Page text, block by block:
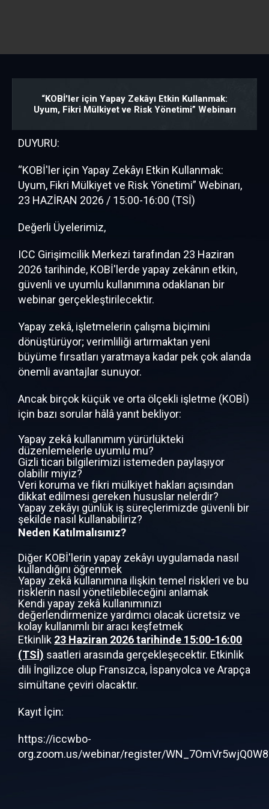
“KOBİ'ler için Yapay Zekâyı Etkin Kullanmak:
Uyum, Fikri Mülkiyet ve Risk Yönetimi” Webinarı
DUYURU:
“KOBİ'ler için Yapay Zekâyı Etkin Kullanmak:
Uyum, Fikri Mülkiyet ve Risk Yönetimi” Webinarı,
23 HAZİRAN 2026 / 15:00-16:00 (TSİ)
Değerli Üyelerimiz,
ICC Girişimcilik Merkezi tarafından 23 Haziran
2026 tarihinde, KOBİ'lerde yapay zekânın etkin,
güvenli ve uyumlu kullanımına odaklanan bir
webinar gerçekleştirilecektir.
Yapay zekâ, işletmelerin çalışma biçimini
dönüştürüyor; verimliliği artırmaktan yeni
büyüme fırsatları yaratmaya kadar pek çok alanda
önemli avantajlar sunuyor.
Ancak birçok küçük ve orta ölçekli işletme (KOBİ)
için bazı sorular hâlâ yanıt bekliyor:
Yapay zekâ kullanımım yürürlükteki
düzenlemelerle uyumlu mu?
Gizli ticari bilgilerimizi istemeden paylaşıyor
olabilir miyiz?
Veri koruma ve fikri mülkiyet hakları açısından
dikkat edilmesi gereken hususlar nelerdir?
Yapay zekâyı günlük iş süreçlerimizde güvenli bir
şekilde nasıl kullanabiliriz?
Neden Katılmalısınız?
Diğer KOBİ'lerin yapay zekâyı uygulamada nasıl
kullandığını öğrenmek
Yapay zekâ kullanımına ilişkin temel riskleri ve bu
risklerin nasıl yönetilebileceğini anlamak
Kendi yapay zekâ kullanımınızı
değerlendirmenize yardımcı olacak ücretsiz ve
kolay kullanımlı bir aracı keşfetmek
Etkinlik 23 Haziran 2026 tarihinde 15:00-16:00
(TSİ) saatleri arasında gerçekleşecektir. Etkinlik
dili İngilizce olup Fransızca, İspanyolca ve Arapça
simültane çeviri olacaktır.
Kayıt İçin:
https://iccwbo-
org.zoom.us/webinar/register/